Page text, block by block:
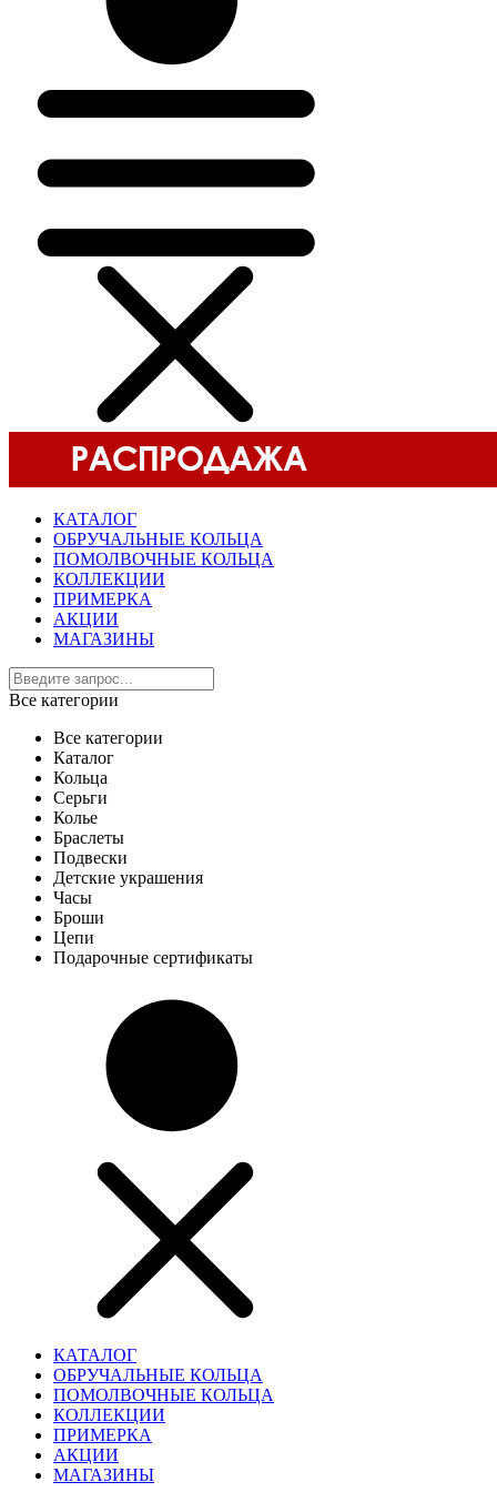
КАТАЛОГ
ОБРУЧАЛЬНЫЕ КОЛЬЦА
ПОМОЛВОЧНЫЕ КОЛЬЦА
КОЛЛЕКЦИИ
ПРИМЕРКА
АКЦИИ
МАГАЗИНЫ
Все категории
Все категории
Каталог
Кольца
Серьги
Колье
Браслеты
Подвески
Детские украшения
Часы
Броши
Цепи
Подарочные сертификаты
КАТАЛОГ
ОБРУЧАЛЬНЫЕ КОЛЬЦА
ПОМОЛВОЧНЫЕ КОЛЬЦА
КОЛЛЕКЦИИ
ПРИМЕРКА
АКЦИИ
МАГАЗИНЫ